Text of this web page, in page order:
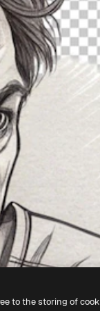
il generatore di immagini
to the storing of